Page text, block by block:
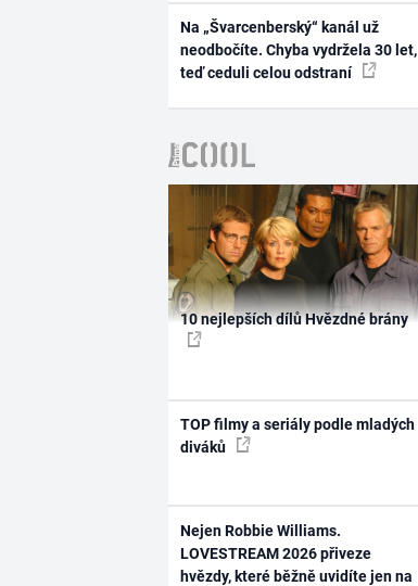
Na „Švarcenberský“ kanál už
neodbočíte. Chyba vydržela 30 let,
teď ceduli celou odstraní
10 nejlepších dílů Hvězdné brány
TOP filmy a seriály podle mladých
diváků
Nejen Robbie Williams.
LOVESTREAM 2026 přiveze
hvězdy, které běžně uvidíte jen na